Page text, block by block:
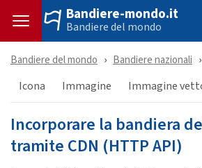
Bandiere-mondo.it
Bandiere del mondo
Bandiere del mondo Bandiere nazionali
Icona Immagine Immagine
Incorporare la bandiera
tramite CDN (HTTP API)